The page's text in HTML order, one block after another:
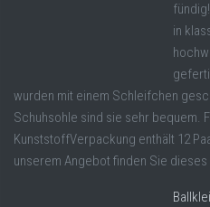
in
wurden mit einem Schleifchen
Schuhsohle sind sie sehr bequem.
KunststoffVerpackung enthält 12
unserem Angebot finden Sie